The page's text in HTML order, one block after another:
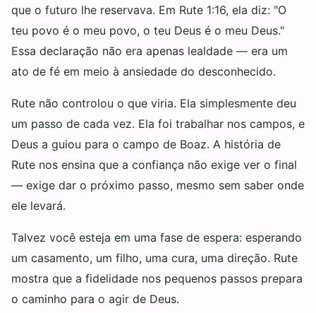
que o futuro lhe reservava. Em Rute 1:16, ela diz: "O
teu povo é o meu povo, o teu Deus é o meu Deus."
Essa declaração não era apenas lealdade — era um
ato de fé em meio à ansiedade do desconhecido.
Rute não controlou o que viria. Ela simplesmente deu
um passo de cada vez. Ela foi trabalhar nos campos, e
Deus a guiou para o campo de Boaz. A história de
Rute nos ensina que a confiança não exige ver o final
— exige dar o próximo passo, mesmo sem saber onde
ele levará.
Talvez você esteja em uma fase de espera: esperando
um casamento, um filho, uma cura, uma direção. Rute
mostra que a fidelidade nos pequenos passos prepara
o caminho para o agir de Deus.